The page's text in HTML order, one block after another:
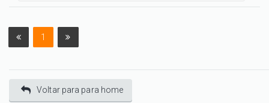
1
Voltar para para home